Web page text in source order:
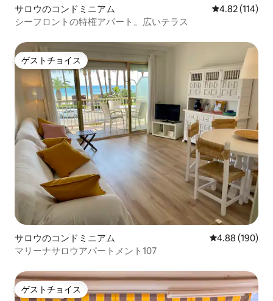
サロウのコンドミニアム レビュー114
4.82 (114)
シーフロントの特権アパート。広いテラス
ゲストチョイス
ゲストチョイス
サロウのコンドミニアム レビュー190
4.88 (190)
マリーナサロウアパートメント107
ゲストチョイス
ゲストチョイス